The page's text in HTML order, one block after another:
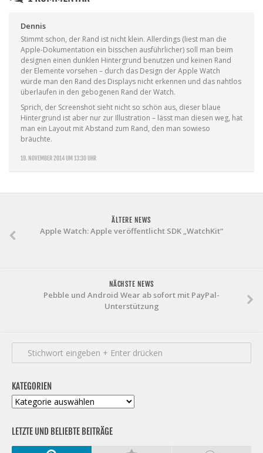
Dennis
19. NOVEMBER 2014 UM 13:30 UHR
Stimmt schon, der Rand ist nicht klein. Allerdings (liest man die
Apple-Dokumentation ein bisschen ausführlicher) soll man beim
designen einen dunklen Hintergrund benutzen und keinen Rand
der Elemente vorsehen – durch das Design der Apple Watch
würde man den Rand des Displays nicht erkennen und das nahtlos
überlaufen in den gebogenen Rand der Watch.
Sprich, der Screenshot sieht nicht so schön aus, dieser blaue
Hintergrund ist aber nur zur Illustration – lässt man diesen weg, hat
man ein Layout mit Abstand zum Rand, den man sowieso
bräuchte.
ÄLTERE NEWS
Apple Watch: Apple veröffentlicht SDK „WatchKit“
NÄCHSTE NEWS
Pebble und Android Wear ab sofort mit PayPal-
Unterstützung
KATEGORIEN
Kategorien
LETZTE UND BELIEBTE BEITRÄGE